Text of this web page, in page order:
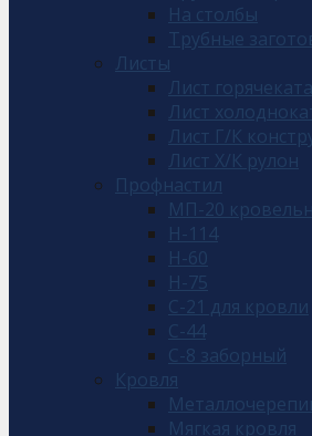
На столбы
Трубные
Листы
Лист
Лист
Лист Г/К
Лист Х/К рулон
Профнастил
МП-20
Н-114
Н-60
Н-75
С-21 для кровли
С-44
С-8 заборный
Кровля
Мягкая кровля